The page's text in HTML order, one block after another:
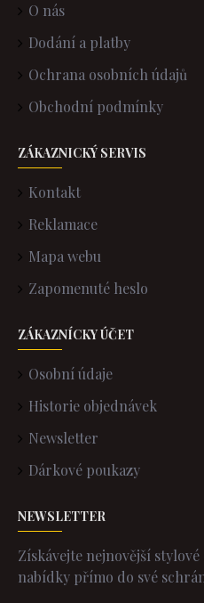
O nás
Dodání a platby
Ochrana osobních údajů
Obchodní podmínky
ZÁKAZNICKÝ SERVIS
Kontakt
Reklamace
Mapa webu
Zapomenuté heslo
ZÁKAZNÍCKY ÚČET
Osobní údaje
Historie objednávek
Newsletter
Dárkové poukazy
NEWSLETTER
Získávejte nejnovější
nabídky přímo do své